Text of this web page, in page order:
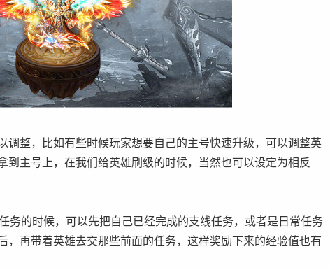
调整，比如有些时候玩家想要自己的主号快速升级，可以调整英
主号上，在我们给英雄刷级的时候，当然也可以设定为相反
务的时候，可以先把自己已经完成的支线任务，或者是日常任务
，再带着英雄去交那些前面的任务，这样奖励下来的经验值也有